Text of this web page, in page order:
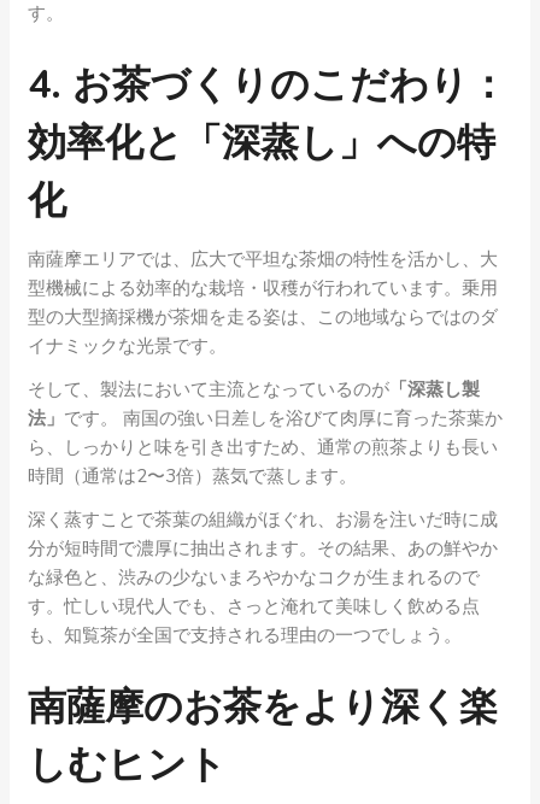
す。
4. お茶づくりのこだわり：
効率化と「深蒸し」への特
化
南薩摩エリアでは、広大で平坦な茶畑の特性を活かし、大
型機械による効率的な栽培・収穫が行われています。乗用
型の大型摘採機が茶畑を走る姿は、この地域ならではのダ
イナミックな光景です。
そして、製法において主流となっているのが 「深蒸し製
法」 です。 南国の強い日差しを浴びて肉厚に育った茶葉か
ら、しっかりと味を引き出すため、通常の煎茶よりも長い
時間（通常は2〜3倍）蒸気で蒸します。
深く蒸すことで茶葉の組織がほぐれ、お湯を注いだ時に成
分が短時間で濃厚に抽出されます。その結果、あの鮮やか
な緑色と、渋みの少ないまろやかなコクが生まれるので
す。忙しい現代人でも、さっと淹れて美味しく飲める点
も、知覧茶が全国で支持される理由の一つでしょう。
南薩摩のお茶をより深く楽
しむヒント